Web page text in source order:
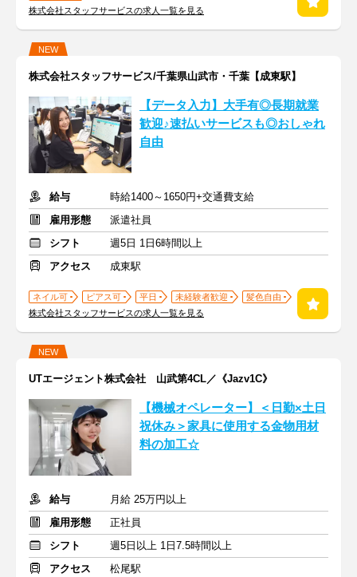
株式会社スタッフサービスの求人一覧を見る
NEW
株式会社スタッフサービス/千葉県山武市・千葉【成東駅】
【データ入力】大手有◎長期就業
歓迎♪速払いサービスも◎おしゃれ
自由
給与
時給1400～1650円+交通費支給
雇用形態
派遣社員
シフト
週5日 1日6時間以上
アクセス
成東駅
ネイル可 ピアス可 平日 未経験者歓迎
髪色自由
株式会社スタッフサービスの求人一覧を見る
NEW
UTエージェント株式会社 山武第4CL／《Jazv1C》
【機械オペレーター】＜日勤×土日
祝休み＞家具に使用する金物用材
料の加工☆
給与
月給 25万円以上
雇用形態
正社員
シフト
週5日以上 1日7.5時間以上
アクセス
松尾駅